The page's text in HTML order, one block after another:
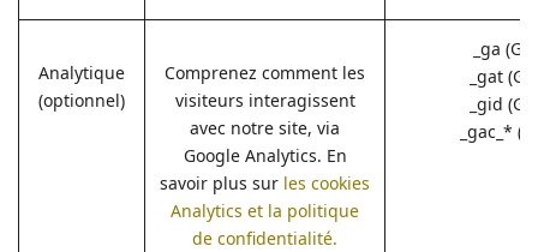
Analytique
(optionnel)
Comprenez comment les
visiteurs interagissent
avec notre site, via
Google Analytics. En
savoir plus sur les cookies
Analytics et la politique
de confidentialité.
_ga
_gat
_gid
_gac_*